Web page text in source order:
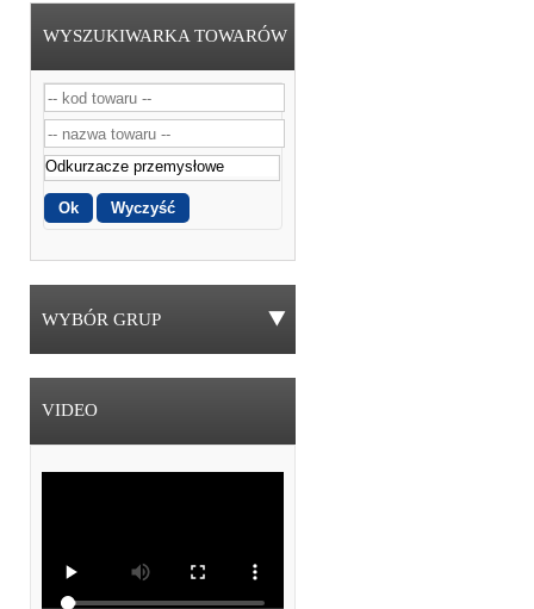
WYSZUKIWARKA TOWARÓW
WYBÓR GRUP
VIDEO